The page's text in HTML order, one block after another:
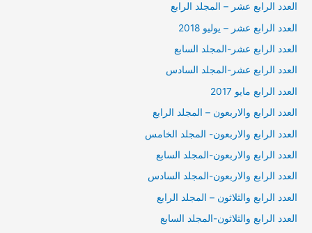
العدد الرابع عشر – المجلد الرابع
العدد الرابع عشر – يوليو 2018
العدد الرابع عشر-المجلد السابع
العدد الرابع عشر-المجلد السادس
العدد الرابع مايو 2017
العدد الرابع والاربعون – المجلد الرابع
العدد الرابع والاربعون- المجلد الخامس
العدد الرابع والاربعون-المجلد السابع
العدد الرابع والاربعون-المجلد السادس
العدد الرابع والثلاثون – المجلد الرابع
العدد الرابع والثلاثون-المجلد السابع